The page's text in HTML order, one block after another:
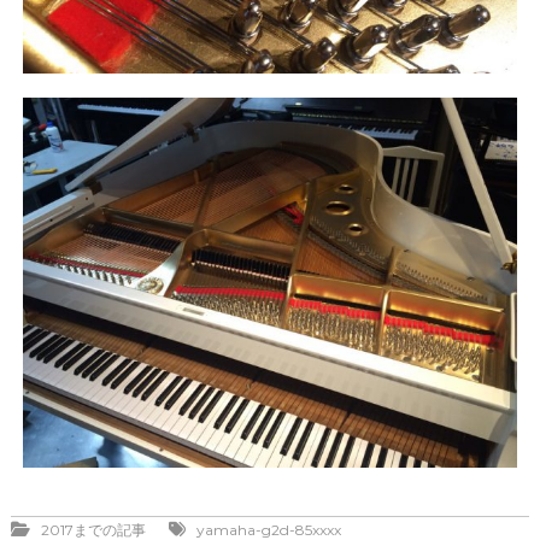
2017までの記事 yamaha-g2d-85xxxx